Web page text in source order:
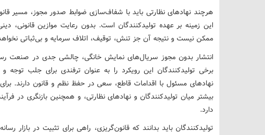
هرچند نهادهای نظارتی باید با شفاف‌سازی ضوابط صدور مجوز، مسیر
این زمینه بر عهده تولیدکنندگان است. بدون رعایت موازین قانونی،
ممکن نیست و نتیجه آن جز تنش، توقیف، اتلاف سرمایه و بی‌ثباتی
انتشار بدون مجوز سریال‌های نمایش خانگی، چالشی جدی در صنعت
برخی تولیدکنندگان این رویکرد را به عنوان ترفندی برای جلب توجه
نهادهای مسئول با اقدامات قاطع، سعی در حفظ نظم و قانون دارند.
بیشتر میان تولیدکنندگان و نهادهای نظارتی، و همچنین بازنگری در
دارد.
تولیدکنندگان باید بدانند که قانون‌گریزی، راهی برای تثبیت در بازار